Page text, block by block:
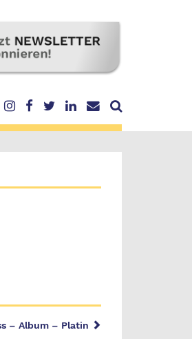
– Album – Platin